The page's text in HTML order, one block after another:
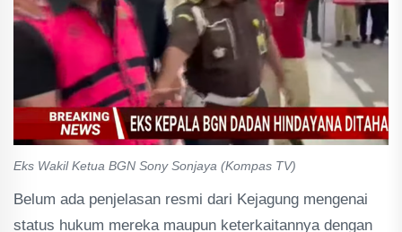
Eks Wakil Ketua BGN Sony Sonjaya (Kompas TV)
Belum ada penjelasan resmi dari Kejagung mengenai
status hukum mereka maupun keterkaitannya dengan